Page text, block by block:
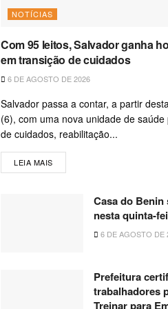
NOTÍCIAS
Com 95 leitos, Salvador ganha
em transição de cuidados
6 DE AGOSTO DE 2026
Salvador passa a contar, a partir
(6), com uma nova unidade de saúde
de cuidados, reabilitação...
LEIA MAIS
Casa do Benin
nesta quinta-
6 DE AGOSTO DE
Prefeitura
trabalhadores
Treinar para